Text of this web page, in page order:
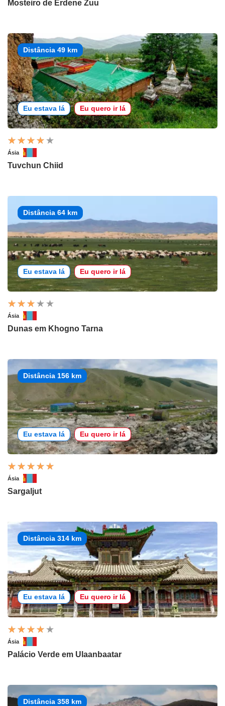
Mosteiro de Erdene Zuu
Distância 49 km
Eu estava lá Eu quero ir lá
Ásia
Tuvchun Chiid
Distância 64 km
Eu estava lá Eu quero ir lá
Ásia
Dunas em Khogno Tarna
Distância 156 km
Eu estava lá Eu quero ir lá
Ásia
Sargaljut
Distância 314 km
Eu estava lá Eu quero ir lá
Ásia
Palácio Verde em Ulaanbaatar
Distância 358 km